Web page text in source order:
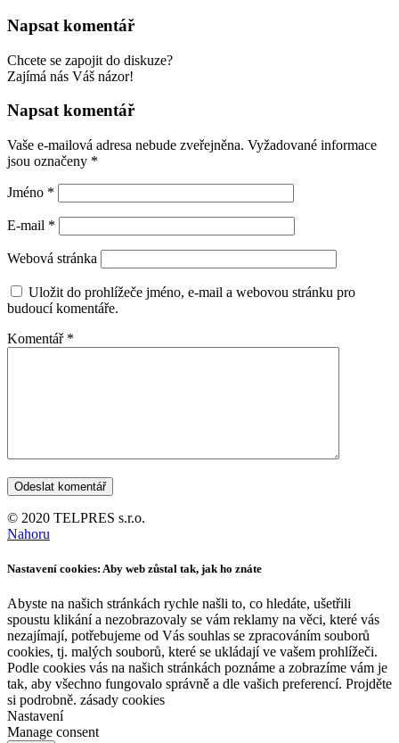
Napsat komentář
Chcete se zapojit do diskuze?
Zajímá nás Váš názor!
Napsat komentář
Vaše e-mailová adresa nebude zveřejněna. Vyžadované informace
jsou označeny *
Jméno *
E-mail *
Webová stránka
Uložit do prohlížeče jméno, e-mail a webovou stránku pro
budoucí komentáře.
Komentář *
© 2020 TELPRES s.r.o.
Nahoru
Nastavení cookies: Aby web zůstal tak, jak ho znáte
Abyste na našich stránkách rychle našli to, co hledáte, ušetřili
spoustu klikání a nezobrazovaly se vám reklamy na věci, které vás
nezajímají, potřebujeme od Vás souhlas se zpracováním souborů
cookies, tj. malých souborů, které se ukládají ve vašem prohlížeči.
Podle cookies vás na našich stránkách poznáme a zobrazíme vám je
tak, aby všechno fungovalo správně a dle vašich preferencí. Projděte
si podrobně. zásady cookies
Nastavení
Manage consent